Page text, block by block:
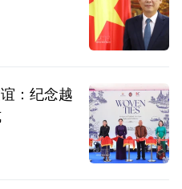
：纪念越